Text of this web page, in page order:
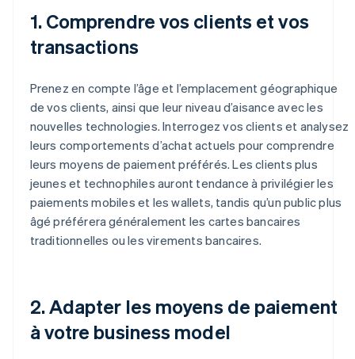
1. Comprendre vos clients et vos
transactions
Prenez en compte l’âge et l’emplacement géographique
de vos clients, ainsi que leur niveau d’aisance avec les
nouvelles technologies. Interrogez vos clients et analysez
leurs comportements d’achat actuels pour comprendre
leurs moyens de paiement préférés. Les clients plus
jeunes et technophiles auront tendance à privilégier les
paiements mobiles et les wallets, tandis qu’un public plus
âgé préférera généralement les cartes bancaires
traditionnelles ou les virements bancaires.
2. Adapter les moyens de paiement
à votre business model